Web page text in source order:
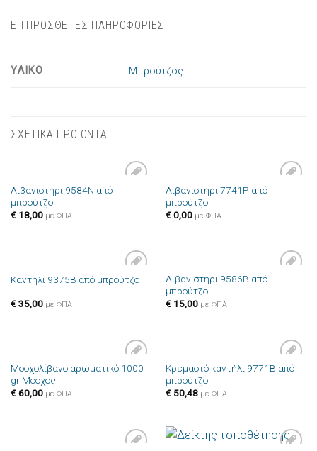
ΕΠΙΠΡΟΣΘΕΤΕΣ ΠΛΗΡΟΦΟΡΙΕΣ
ΥΛΙΚΟ Μπρούτζος
ΣΧΕΤΙΚΑ ΠΡΟΪΟΝΤΑ
Πρόσθήκη
Λιβανιστήρι 9584N από
μπρούτζο
€18,00 με ΦΠΑ
Πρόσθήκη
Λιβανιστήρι 7741P από
μπρούτζο
€0,00 με ΦΠΑ
Πρόσθήκη
Καντήλι 9375B από μπρούτζο
€35,00 με ΦΠΑ
Πρόσθήκη
Λιβανιστήρι 9586B από
μπρούτζο
€15,00 με ΦΠΑ
Πρόσθήκη
Μοσχολίβανο αρωματικό 1000
gr Μόσχος
€60,00 με ΦΠΑ
Πρόσθήκη
Κρεμαστό καντήλι 9771B από
μπρούτζο
€50,48 με ΦΠΑ